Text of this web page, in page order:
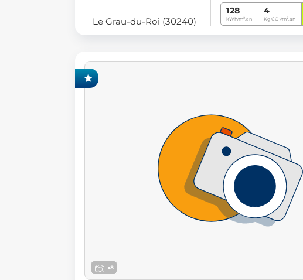
Le Grau-du-Roi (30240)
128
kWh/m².an
4
Kg CO2/m².an
x8